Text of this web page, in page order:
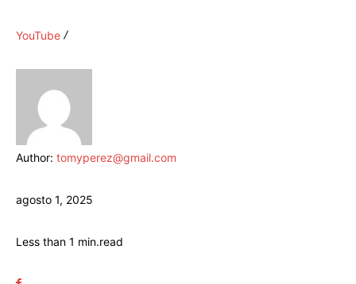
YouTube
Author: tomyperez@gmail.com
agosto 1, 2025
Less than 1 min.read